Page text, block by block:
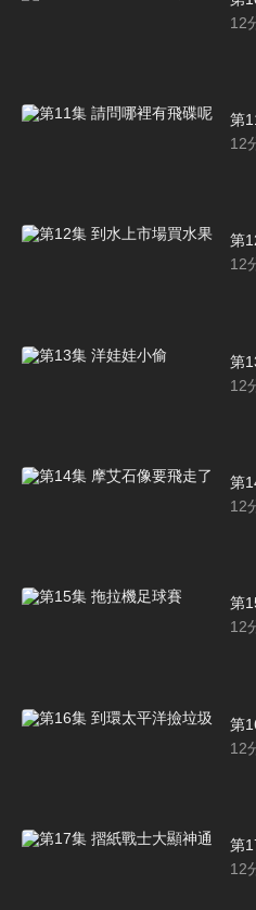
12
第
12
第
12
第
12
第
12
第
12
第
12
第
12